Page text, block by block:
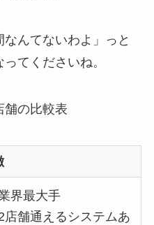
なんてないわよ」っと
てくださいね。
舗の比較表
界最大手
店舗通えるシステムあ